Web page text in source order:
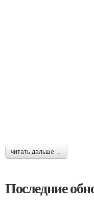
читать дальше →
Последние